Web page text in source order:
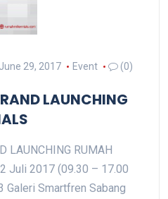
June 29, 2017 Event (0)
LAUNCHING
LAUNCHING RUMAH
Juli 2017 (09.30 – 17.00
Galeri Smartfren Sabang